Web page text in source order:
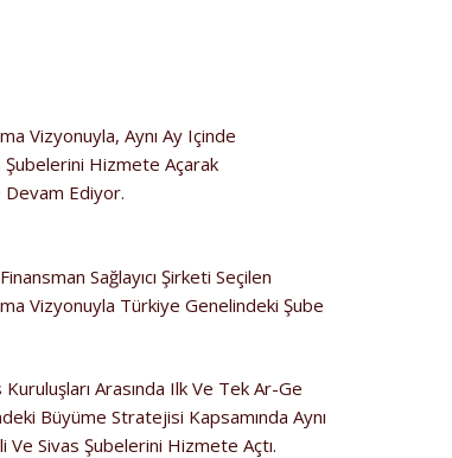
Vizyonuyla, Aynı Ay Içinde
Şubelerini Hizmete Açarak
Devam Ediyor.
Sağlayıcı Şirketi Seçilen
Olma Vizyonuyla Türkiye Genelindeki
Arasında Ilk Ve Tek Ar-Ge
Büyüme Stratejisi Kapsamında Aynı
Sivas Şubelerini Hizmete Açtı.